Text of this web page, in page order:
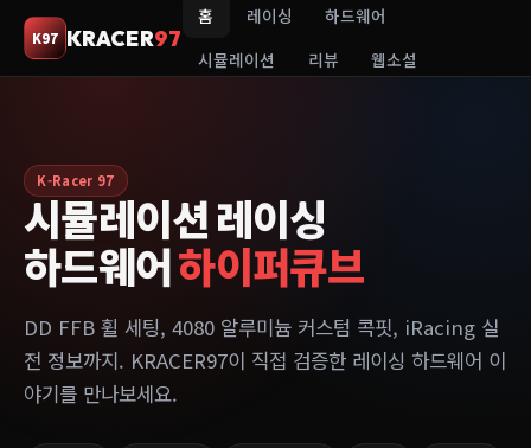
K97 KRACER97
홈 레이싱
하드웨어
시뮬레이션
리뷰 웹소설
K-Racer 97
시뮬레이션 레이싱
하드웨어 하이퍼큐브
DD FFB 휠 세팅, 4080 알루미늄 커스텀 콕핏, iRacing 실
전 정보까지. KRACER97이 직접 검증한 레이싱 하드웨어 이
야기를 만나보세요.